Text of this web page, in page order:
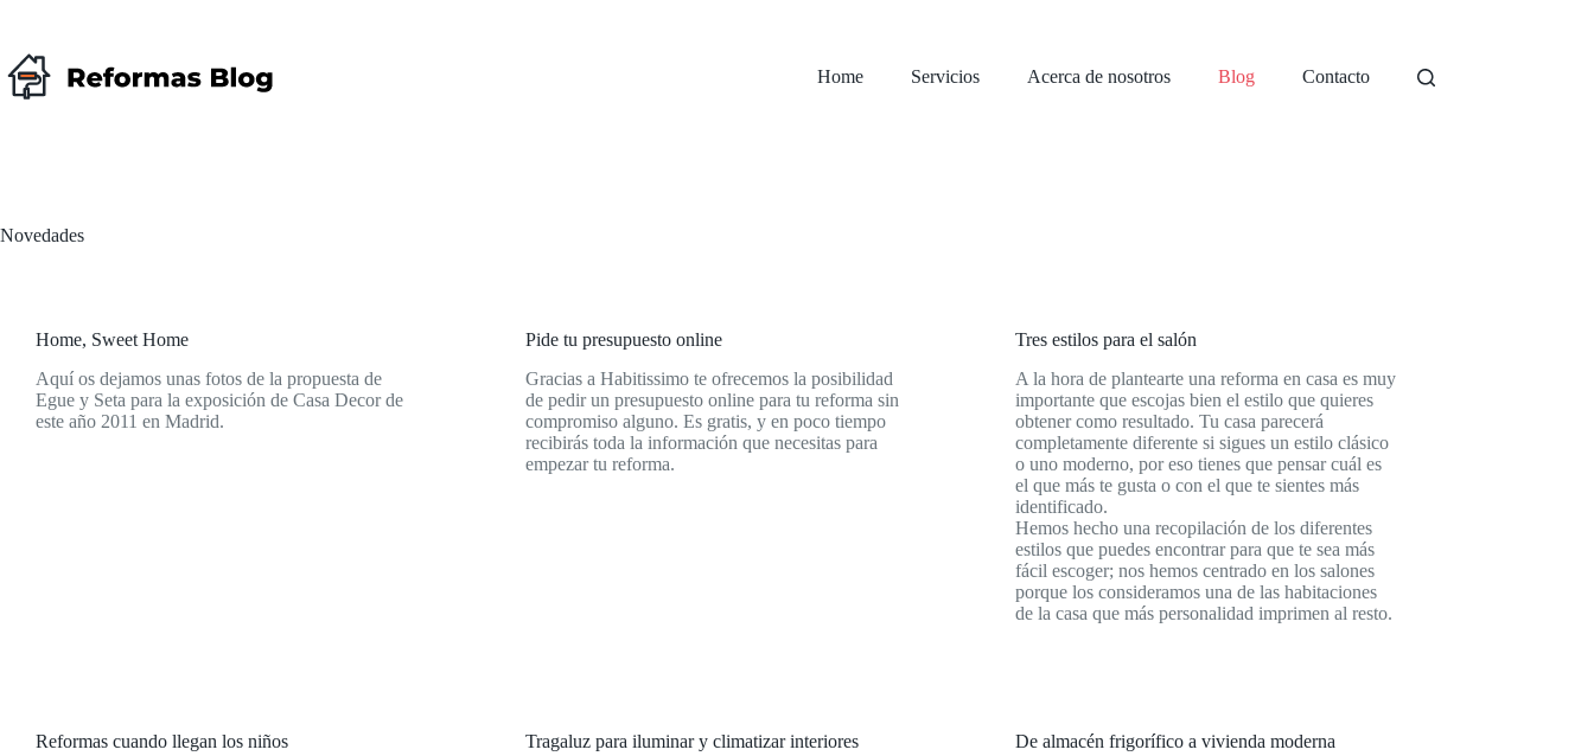
contenido
Home
Servicios Acerca de nosotros Blog Contacto
Novedades
Home, Sweet Home
Aquí os dejamos unas fotos de la propuesta de
Egue y Seta para la exposición de Casa Decor de
este año 2011 en Madrid.
Pide tu presupuesto online
Gracias a Habitissimo te ofrecemos la posibilidad
de pedir un presupuesto online para tu reforma sin
compromiso alguno. Es gratis, y en poco tiempo
recibirás toda la información que necesitas para
empezar tu reforma.
Tres estilos para el salón
A la hora de plantearte una reforma en casa es muy
importante que escojas bien el estilo que quieres
obtener como resultado. Tu casa parecerá
completamente diferente si sigues un estilo clásico
o uno moderno, por eso tienes que pensar cuál es
el que más te gusta o con el que te sientes más
identificado.
Hemos hecho una recopilación de los diferentes
estilos que puedes encontrar para que te sea más
fácil escoger; nos hemos centrado en los salones
porque los consideramos una de las habitaciones
de la casa que más personalidad imprimen al resto.
Reformas cuando llegan los niños
Tragaluz para iluminar y climatizar interiores
De almacén frigorífico a vivienda moderna